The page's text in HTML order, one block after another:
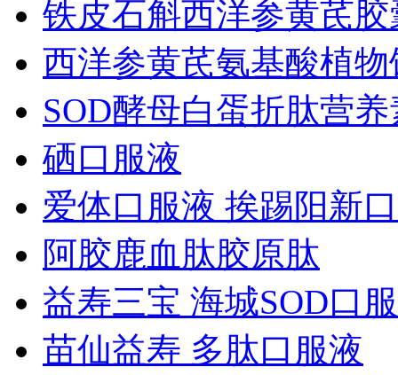
铁皮石斛西洋参黄芪胶
西洋参黄芪氨基酸植物
SOD酵母白蛋折肽营
硒口服液
爱体口服液 挨踢阳新
阿胶鹿血肽胶原肽
益寿三宝 海城SOD口
苗仙益寿 多肽口服液